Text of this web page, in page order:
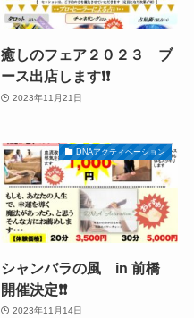
癒しのフェア２０２３ ブ
ース出店します❗️❗️
2023年11月21日
DNAアクティベーション
シャンバラの風 in 前橋
開催決定❗️❗️
2023年11月14日